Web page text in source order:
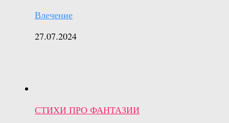
Влечение
27.07.2024
СТИХИ ПРО ФАНТАЗИИ